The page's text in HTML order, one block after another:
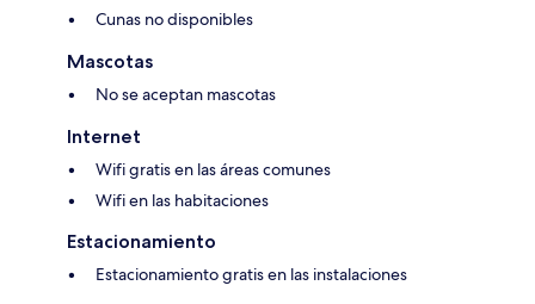
Cunas no disponibles
Mascotas
No se aceptan mascotas
Internet
Wifi gratis en las áreas comunes
Wifi en las habitaciones
Estacionamiento
Estacionamiento gratis en las instalaciones